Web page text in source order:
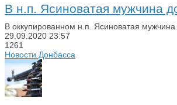
В н.п. Ясиноватая мужчина
В оккупированном н.п. Ясиноватая
29.09.2020 23:57
1261
Новости Донбасса